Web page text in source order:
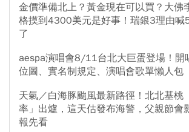
金價準備北上？黃金現在可以買？大佛
格摸到4300美元是好事！瑞銀3理由喊
了
aespa演唱會8/11台北大巨蛋登場！開
位圖、實名制規定、演唱會歌單懶人包
天氣／白海豚颱風最新路徑！北北基桃
率」出爐，這天估發布海警，父親節會
報先看